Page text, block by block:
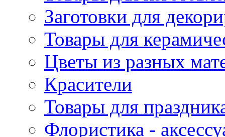
Заготовки для
Товары для
Цветы из разных
Красители
Товары для
Флористика -